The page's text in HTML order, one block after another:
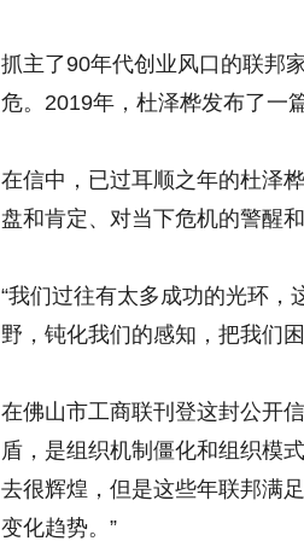
抓主了90年代创业风口的联邦
危。2019年，杜泽桦发布了一
在信中，已过耳顺之年的杜泽
盘和肯定、对当下危机的警醒
“我们过往有太多成功的光环
野，钝化我们的感知，把我们
在佛山市工商联刊登这封公开
盾，是组织机制僵化和组织模
去很辉煌，但是这些年联邦满
变化趋势。”